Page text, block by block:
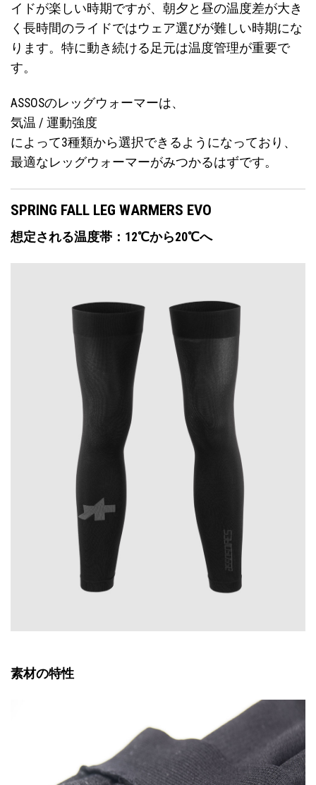
イドが楽しい時期ですが、朝夕と昼の温度差が大き
く長時間のライドではウェア選びが難しい時期にな
ります。特に動き続ける足元は温度管理が重要で
す。
ASSOSのレッグウォーマーは、
気温 / 運動強度
によって3種類から選択できるようになっており、
最適なレッグウォーマーがみつかるはずです。
SPRING FALL LEG WARMERS EVO
想定される温度帯：12℃から20℃へ
素材の特性